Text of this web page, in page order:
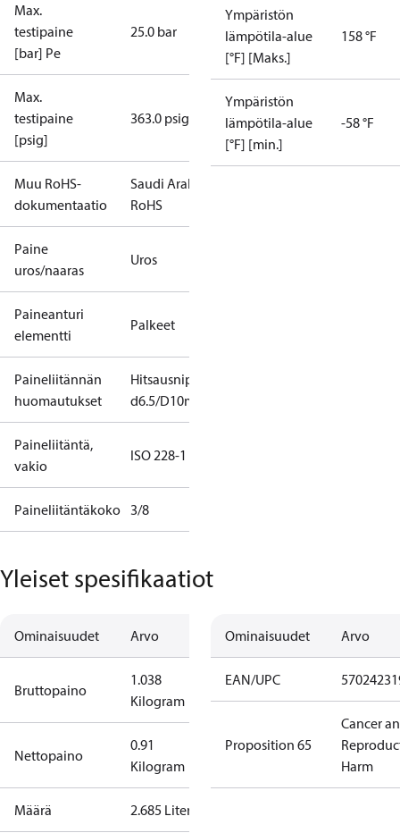
Max.
testipaine
[bar] Pe
25.0 bar
Max.
testipaine
[psig]
363.0 psig
Muu RoHS-
dokumentaatio
Saudi Arabia
RoHS
Paine
uros/naaras
Uros
Paineanturi
elementti
Palkeet
Paineliitännän
huomautukset
Hitsausnippa
d6.5/D10mm
Paineliitäntä,
vakio
ISO 228-1
Paineliitäntäkoko 3/8
Ympäristön
lämpötila-alue
[°F] [Maks.]
158 °F
Ympäristön
lämpötila-alue
[°F] [min.]
-58 °F
Yleiset spesifikaatiot
Ominaisuudet Arvo
Bruttopaino
1.038
Kilogram
Nettopaino
0.91
Kilogram
Määrä 2.685 Liter
Ominaisuudet Arvo
EAN/UPC
Proposition 65
Cancer
Harm